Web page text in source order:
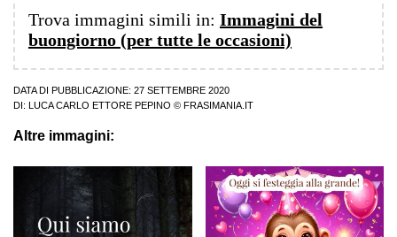
Trova immagini simili in: Immagini del
buongiorno (per tutte le occasioni)
DATA DI PUBBLICAZIONE: 27 SETTEMBRE 2020
DI:
LUCA CARLO ETTORE PEPINO © FRASIMANIA.IT
Altre immagini: